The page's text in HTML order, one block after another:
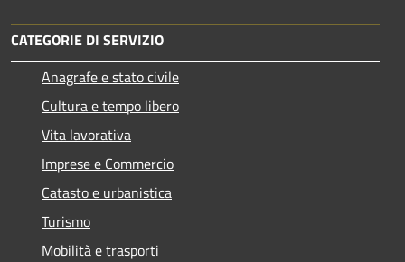
CATEGORIE DI SERVIZIO
Anagrafe e stato civile
Cultura e tempo libero
Vita lavorativa
Imprese e Commercio
Catasto e urbanistica
Turismo
Mobilità e trasporti